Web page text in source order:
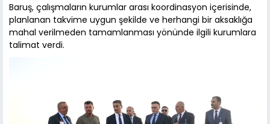
Baruş, çalışmaların kurumlar arası koordinasyon içerisinde,
planlanan takvime uygun şekilde ve herhangi bir aksaklığa
mahal verilmeden tamamlanması yönünde ilgili kurumlara
talimat verdi.